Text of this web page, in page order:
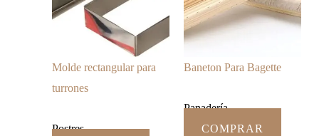
Molde rectangular para
turrones
Postres
Baneton Para Bagette
Panadería
COMPRAR